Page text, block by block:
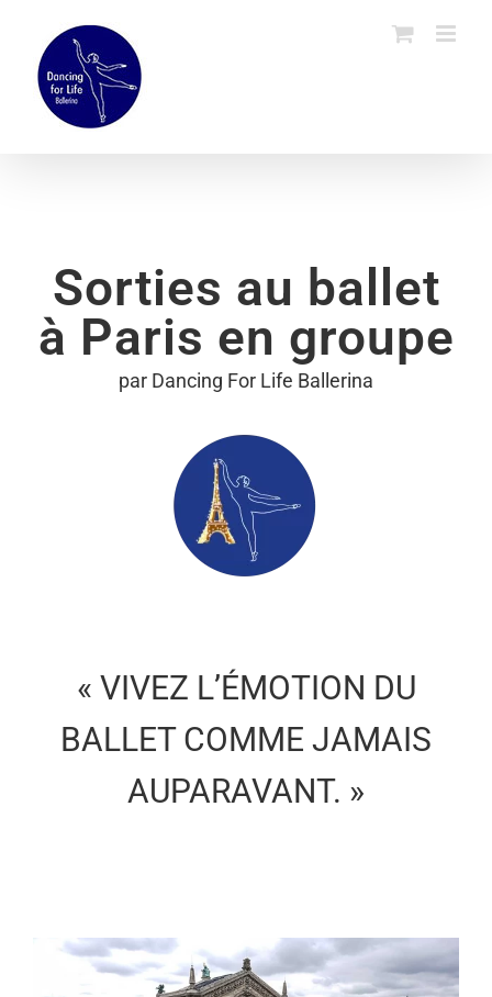
content
Sorties au ballet
à Paris en groupe
par Dancing For Life Ballerina
« VIVEZ L’ÉMOTION DU
BALLET COMME JAMAIS
AUPARAVANT. »